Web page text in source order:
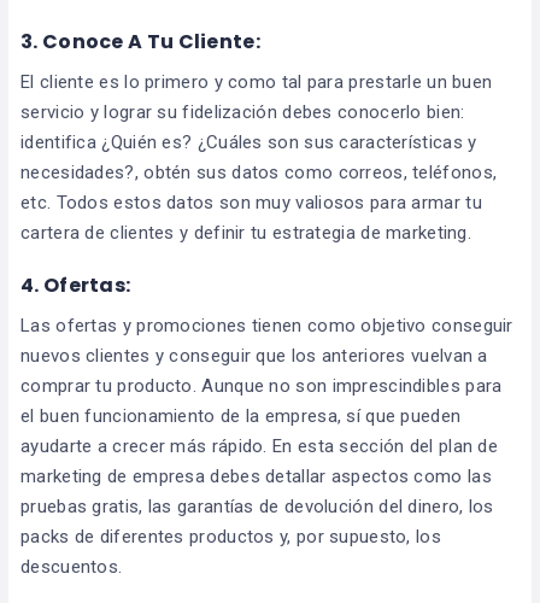
3. Conoce A Tu Cliente:
El cliente es lo primero y como tal para prestarle un buen
servicio y lograr su fidelización debes conocerlo bien:
identifica ¿Quién es? ¿Cuáles son sus características y
necesidades?, obtén sus datos como correos, teléfonos,
etc. Todos estos datos son muy valiosos para armar tu
cartera de clientes y definir tu estrategia de marketing.
4. Ofertas:
Las ofertas y promociones tienen como objetivo conseguir
nuevos clientes y conseguir que los anteriores vuelvan a
comprar tu producto. Aunque no son imprescindibles para
el buen funcionamiento de la empresa, sí que pueden
ayudarte a crecer más rápido. En esta sección del plan de
marketing de empresa debes detallar aspectos como las
pruebas gratis, las garantías de devolución del dinero, los
packs de diferentes productos y, por supuesto, los
descuentos.